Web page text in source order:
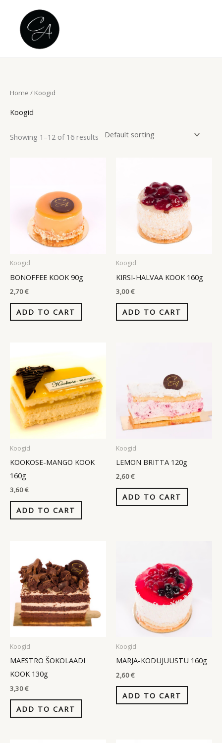
content
Home / Koogid
Koogid
Showing 1–12 of 16 results
Koogid
BONOFFEE KOOK 90g
2,70€
ADD TO CART
Koogid
KIRSI-HALVAA KOOK 160g
3,00€
ADD TO CART
Koogid
KOOKOSE-MANGO KOOK
160g
3,60€
ADD TO CART
Koogid
LEMON BRITTA 120g
2,60€
ADD TO CART
Koogid
MAESTRO ŠOKOLAADI
KOOK 130g
3,30€
ADD TO CART
Koogid
MARJA-KODUJUUSTU 160g
2,60€
ADD TO CART